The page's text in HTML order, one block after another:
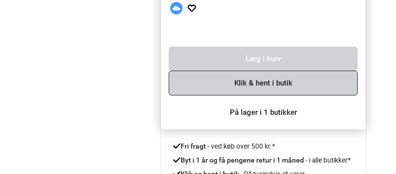
Læg i kurv
Klik & hent i butik
På lager i 1 butikker
Fri fragt - ved køb over 500 kr.*
Byt i 1 år og få pengene retur i 1 måned - i alle butikker*